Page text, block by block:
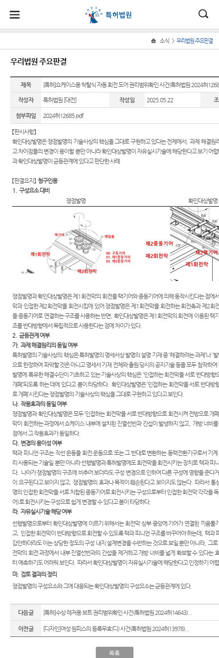
법원
소개
법원장
인사말
연혁
조직 및
전화번
호
재판개
정 및 법
정안내
식재산
구센터
과학기
술자문
위원회
청사안
내
찾아오
시는길
소식
새소식
특허법
원 판결
속보
우리법
원 주요
판결
포토뉴
국제교
판일정
연구회
자료실
E-mail
Club
민원
민원안
내
자주묻
는질문
재판기
록열람
복사예
약
장애인
등의 접
근 및 사
법지원
정보
표준심
리절차
판결자
료실
특허법
원 연도
별 사건
통계
사건검
색
인터넷
열람
공시송
달
각급법
원안내
특허관
련 홈페
이지
소통
법원에
바란다
부조리
신고센
터
찾아가
는 특허
교실
법원견
학
소식 > 우리법원 주요판결
우리법원 주요판결
제목 [특허]쇼케이스용 착탈식 자동 회전 도어 권리범위확인 사건(특허법원 2024허
작성자 특허법원 [대전] 작성일 2025.05.22
첨부파일 2024허12685.pdf
【판시사항】
확인대상발명은 쟁점발명의 기술사상의 핵심을 그대로 구현하고 있다는 전제에서 ,과제 해결원
고 차이점들의 변경이 용이할 뿐만 아니라 확인대상발명이 자유실시기술에 해당한다고 보기 어
과 확인대상발명이 균등관계에 있다고 판단한 사례
【판결요지】 청구인용
1.구성요소 대비
쟁점발명
확인대상발명
쟁점발명과 확인대상발명은 제 1회전막의 회전을 랙기어와 종동기어에 의해 동작시킨다는 점에
막과 인접한 제 2회전막을 회전시킴에 있어 쟁점발명은 제 1회전막을 회전하는 회전축과 제 2회
을 종동기어로 연결하는 구조를 사용하는 반면,확인대상발명은 제 1회전막의 회전에 이용된 랙
조를 반대방향에서 독립적으로 사용한다는 점에 차이가 있다.
2.균등관계 여부
가.과제 해결원리의 동일 여부
특허발명의 기술사상의 핵심은 특허발명의 명세서상 발명의 설명 기재 중‘해결하려는 과제’나‘발
으로 한정하여 파악할 것은 아니고 명세서 기재 전체와 출원 당시의 공지기술 등을 모두 참작하여
발명에 특유한 해결수단이 기초하고 있는 기술사상의 핵심은‘인접하는 회전막을 서로 반대방향
개폐’되도록 하는 데에 있다고 봄이 타당하다. 확인대상발명은‘인접하는 회전막을 서로 반대방
로 개폐’시킨다는 쟁점발명의 기술사상의 핵심을 그대로 구현하고 있다고 보인다.
나. 작용효과의 동일 여부
쟁점발명과 확인대상발명은 모두‘인접하는 회전막을 서로 반대방향으로 회전시켜 전방으로 개폐
막이 회전하는 과정에서 쇼케이스 내부에 설치된 진열선반과 간섭이 발생하지 않고, 개방 너비
점에서 그 작용효과가 동일하다.
다. 변경의 용이성 여부
랙과 피니언 구조는 직선 운동을 회전 운동으로 또는 그 반대로 변환하는 동력전환기구로서 기
리 사용되는 기술일 뿐만 아니라 선행발명과 특허발명에도 회전막을 회전시키는 장치로 랙과 피
다. 나아가 쟁점발명의 구조에 비추어 보더라도 구성 변경으로 인하여 다른 구성에 영향을 준다
이 요구된다고 보이지 않고,쟁점발명의 효과나 목적이 훼손된다고 보이지도 않는다. 따라서 통
명의 인접한 회전막을 서로 치합된 종동기어로 회전시키는 구성으로부터 인접한 회전막 각각을
어)로 회전시키는 구성으로 쉽게 변경할 수 있다고 봄이 타당하다.
라.자유실시기술 해당 여부
선행발명으로부터 확인대상발명에 이르기 위해서는 회전막 상부 중앙에 기어가 연결된 끼움돌
고, 인접한 회전막이 반대방향으로 회전할 수 있도록 랙과 피니언 구조를 바꾸어야 하는데
랙과
감안하더라도 이는 상당한 정도의 구성 내지 설계변경을 수반하는 것으로 보일 뿐만 아니라,그로
전막의 회전 과정에서 내부 진열선반과의 간섭을 제거하고 개방 너비를 넓게 확보할 수 있다는
터 예측하기도 어려워 보인다. 따라서 확인대상발명이 자유실시기술에 해당한다고 인정하기 어
마. 검토 결과의 정리
쟁점발명의 구성요소와 그에 대응되는 확인대상발명의 구성요소는 균등관계에 있다.
다음글 [특허]수상 레저용 보트 권리범위확인 사건(특허법원 2024허14643)...
이전글 [디자인]여성 원피스의 등록무효(디) 사건(특허법원 2024허13978)...
목록
원
정
소
통